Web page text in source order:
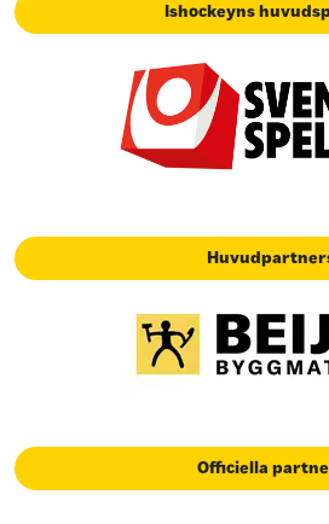
Ishockeyns
Officiella